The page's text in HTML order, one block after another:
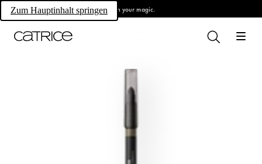
Zum Hauptinhalt springen Own your magic.